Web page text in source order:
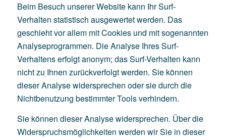
Beim Besuch unserer Website kann Ihr Surf-
Verhalten statistisch ausgewertet werden. Das
geschieht vor allem mit Cookies und mit sogenannten
Analyseprogrammen. Die Analyse Ihres Surf-
Verhaltens erfolgt anonym; das Surf-Verhalten kann
nicht zu Ihnen zurückverfolgt werden. Sie können
dieser Analyse widersprechen oder sie durch die
Nichtbenutzung bestimmter Tools verhindern.
Sie können dieser Analyse widersprechen. Über die
Widerspruchsmöglichkeiten werden wir Sie in dieser